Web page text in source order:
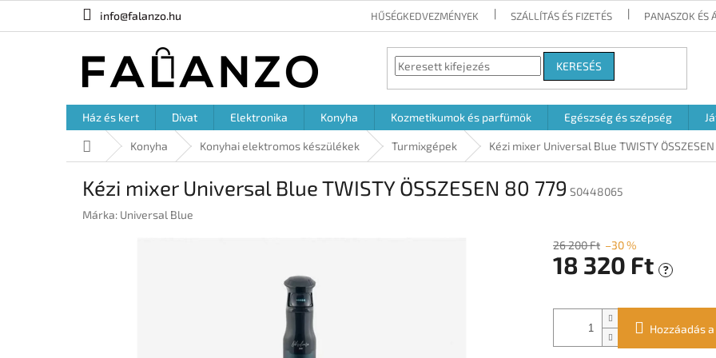
info@falanzo.hu HŰSÉGKEDVEZMÉNYEK SZÁLLÍTÁS ÉS FIZETÉS PANASZOK ÉS
KERESÉS
Ház és kert Divat Elektronika Konyha Kozmetikumok és parfümök Egészség és szépség
KezdőlapKonyha Konyhai elektromos készülékek Turmixgépek Kézi mixer Universal Blue TWISTY
Kézi mixer Universal Blue TWISTY ÖSSZESEN 80 779 S0448065
Márka: Universal Blue
26 200 Ft –30 %
18 320 Ft ?
Hozzáadás